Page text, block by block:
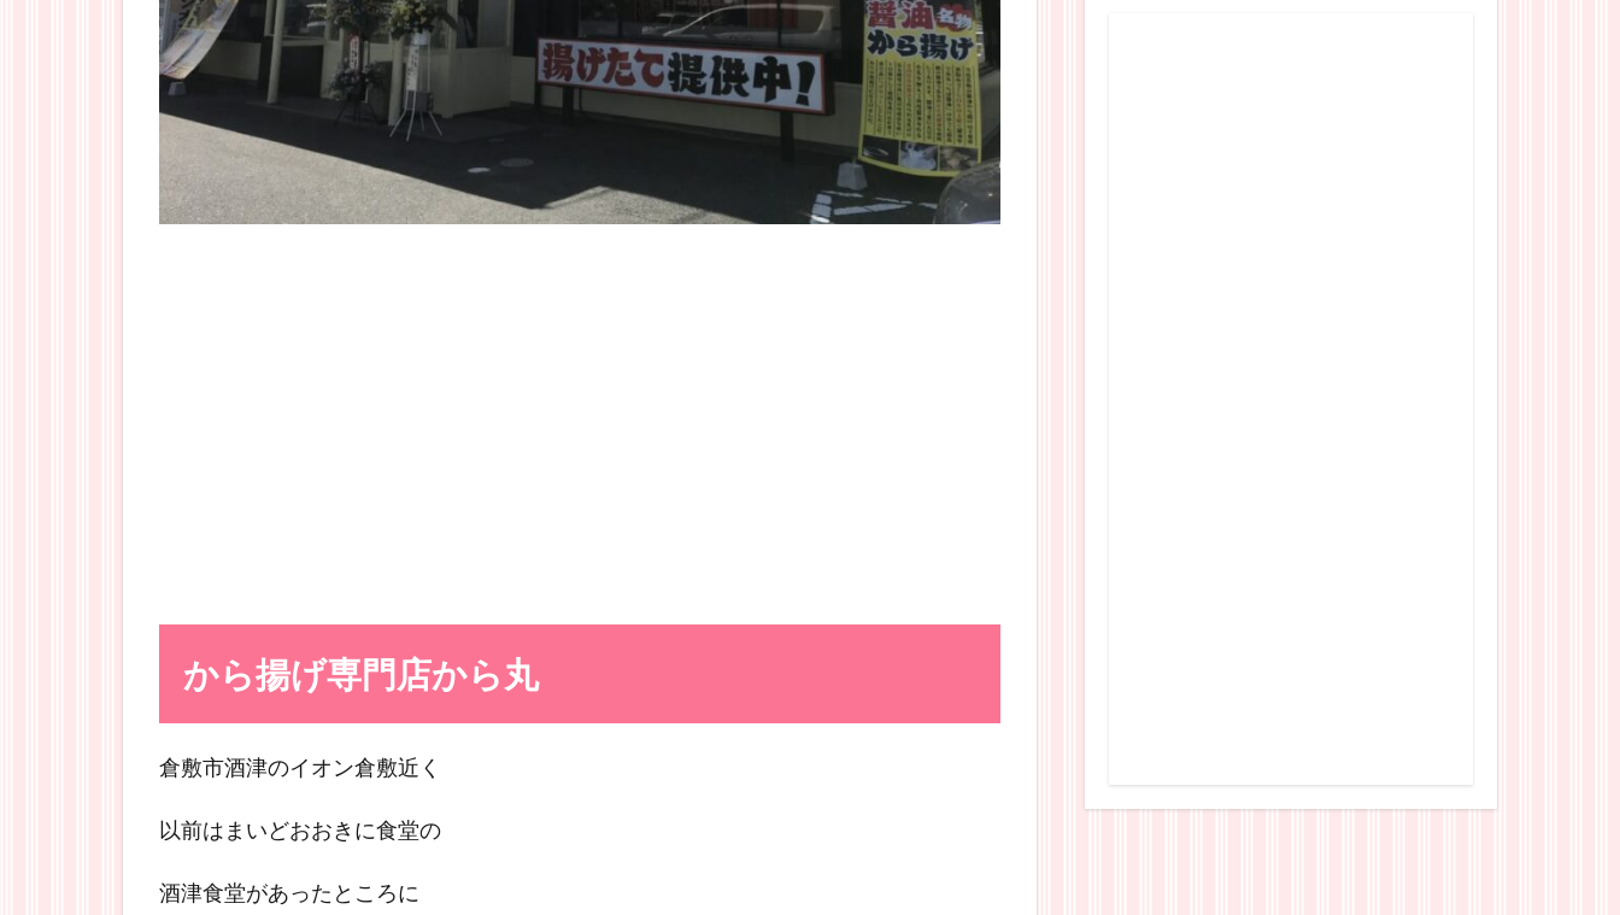
から揚げ専門店から丸
倉敷市酒津のイオン倉敷近く
以前はまいどおおきに食堂の
酒津食堂があったところに